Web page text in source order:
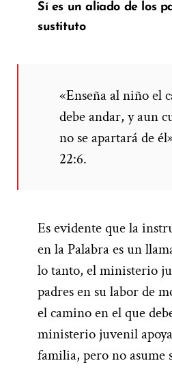
Sí es un aliado de los
sustituto
«Enseña al niño el
debe andar, y aun
no se apartará de
22:6.
Es evidente que la
en la Palabra es un
lo tanto, el ministerio
padres en su labor de
el camino en el que
ministerio juvenil
familia, pero no asume